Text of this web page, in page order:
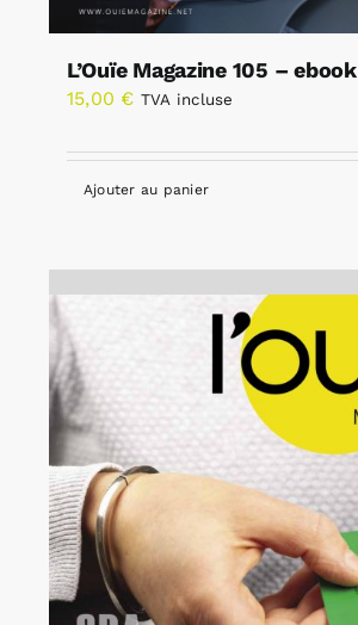
L’Ouïe Magazine 105 – ebook
15,00 € TVA incluse
Ajouter au panier